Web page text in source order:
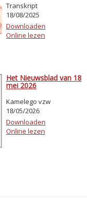
Transkript
18/08/2025
Downloaden
Online lezen
Het Nieuwsblad van 18
mei 2026
Kamelego vzw
18/05/2026
Downloaden
Online lezen